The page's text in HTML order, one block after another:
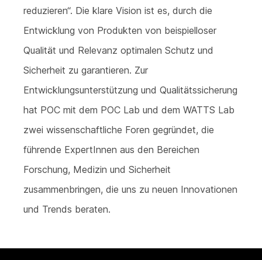
reduzieren“. Die klare Vision ist es, durch die
Entwicklung von Produkten von beispielloser
Qualität und Relevanz optimalen Schutz und
Sicherheit zu garantieren. Zur
Entwicklungsunterstützung und Qualitätssicherung
hat POC mit dem POC Lab und dem WATTS Lab
zwei wissenschaftliche Foren gegründet, die
führende ExpertInnen aus den Bereichen
Forschung, Medizin und Sicherheit
zusammenbringen, die uns zu neuen Innovationen
und Trends beraten.